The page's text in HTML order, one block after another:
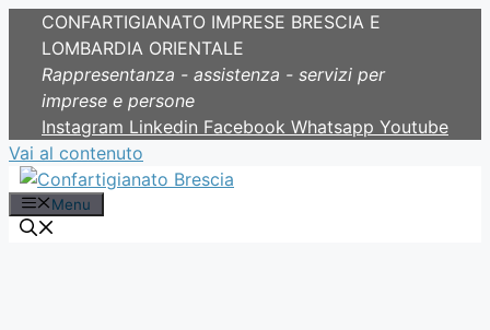
CONFARTIGIANATO IMPRESE BRESCIA E
LOMBARDIA ORIENTALE
Rappresentanza - assistenza - servizi per
imprese e persone
Instagram Linkedin Facebook Whatsapp Youtube
Vai al contenuto
Menu